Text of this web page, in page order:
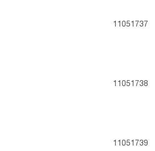
11051737
11051738
11051739